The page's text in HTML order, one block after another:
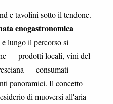
e tavolini sotto il tendone.
enogastronomica
lungo il percorso si
— prodotti locali, vini del
— consumati
panoramici. Il concetto
di muoversi all'aria